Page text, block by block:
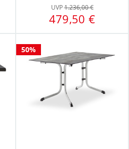
UVP1.236,00 €
479,50 €
50%